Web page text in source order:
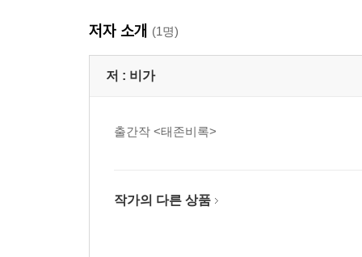
저자 소개 (1명)
저 : 비가
출간작 <태존비록>
작가의 다른 상품